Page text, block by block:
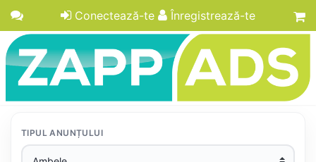
Conectează-te Înregistrează-te
TIPUL ANUNȚULUI